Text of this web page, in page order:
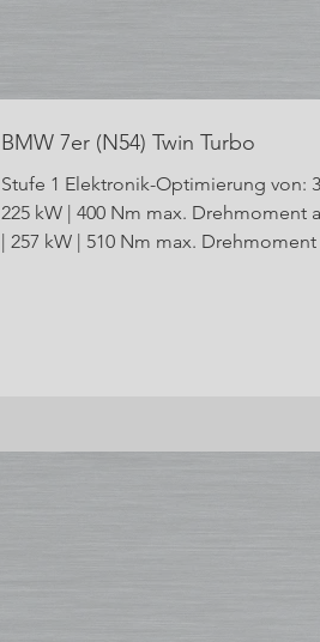
BMW 7er (N54) Twin Turbo
Stufe 1 Elektronik-Optimierung von:
225 kW | 400 Nm max. Drehmoment
| 257 kW | 510 Nm max. Drehmoment